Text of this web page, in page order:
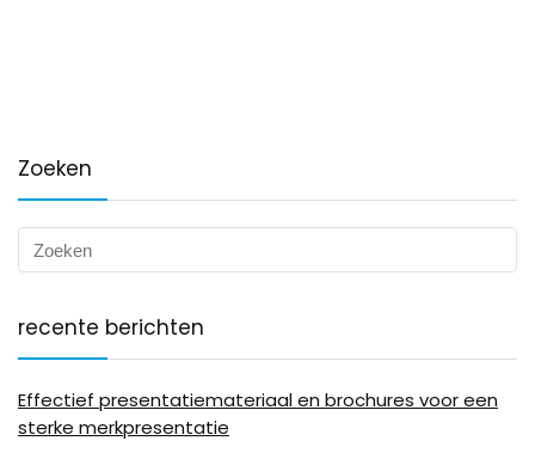
Zoeken
recente berichten
Effectief presentatiemateriaal en brochures voor een
sterke merkpresentatie